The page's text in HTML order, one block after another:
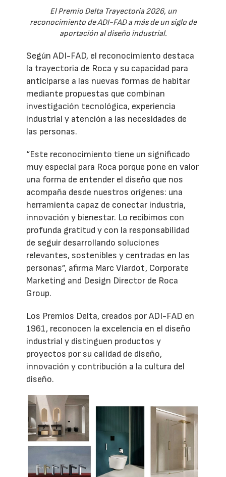
El Premio Delta Trayectoria 2026, un
reconocimiento de ADI-FAD a más de un siglo de
aportación al diseño industrial.
Según ADI-FAD, el reconocimiento destaca
la trayectoria de Roca y su capacidad para
anticiparse a las nuevas formas de habitar
mediante propuestas que combinan
investigación tecnológica, experiencia
industrial y atención a las necesidades de
las personas.
“Este reconocimiento tiene un significado
muy especial para Roca porque pone en valor
una forma de entender el diseño que nos
acompaña desde nuestros orígenes: una
herramienta capaz de conectar industria,
innovación y bienestar. Lo recibimos con
profunda gratitud y con la responsabilidad
de seguir desarrollando soluciones
relevantes, sostenibles y centradas en las
personas”, afirma Marc Viardot, Corporate
Marketing and Design Director de Roca
Group.
Los Premios Delta, creados por ADI-FAD en
1961, reconocen la excelencia en el diseño
industrial y distinguen productos y
proyectos por su calidad de diseño,
innovación y contribución a la cultura del
diseño.